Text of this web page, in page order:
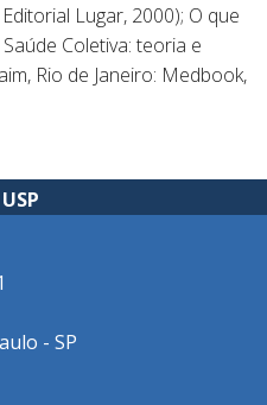
Lugar, 2000); O que
Coletiva: teoria e
Rio de Janeiro: Medbook,
- SP